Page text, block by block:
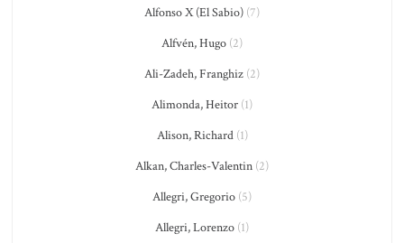
Alfonso X (El Sabio) (7)
Alfvén, Hugo (2)
Ali-Zadeh, Franghiz (2)
Alimonda, Heitor (1)
Alison, Richard(1)
Alkan, Charles-Valentin (2)
Allegri, Gregorio (5)
Allegri, Lorenzo (1)